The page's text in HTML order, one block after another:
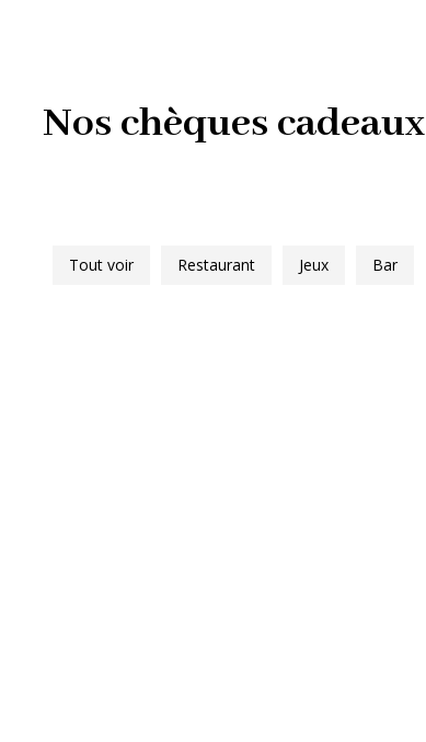
Nos chèques cadeaux
Tout voir Restaurant Jeux Bar